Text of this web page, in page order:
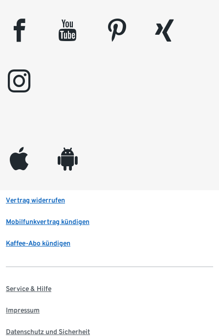
facebook youtube pinterest
xing
instagram
appleinc android
Vertrag widerrufen
Mobilfunkvertrag kündigen
Kaffee-Abo kündigen
Service & Hilfe
Impressum
Datenschutz und Sicherheit